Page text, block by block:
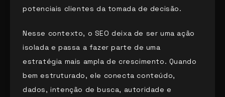
potenciais clientes da tomada de decisão.
Nesse contexto, o SEO deixa de ser uma ação
isolada e passa a fazer parte de uma
estratégia mais ampla de crescimento. Quando
bem estruturado, ele conecta conteúdo,
dados, intenção de busca, autoridade e